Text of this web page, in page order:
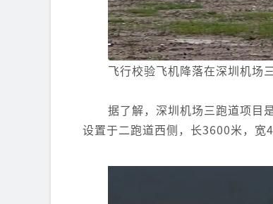
飞行校验飞机降落在深圳机场
据了解，深圳机场三跑道项目
设置于二跑道西侧，长3600米，宽